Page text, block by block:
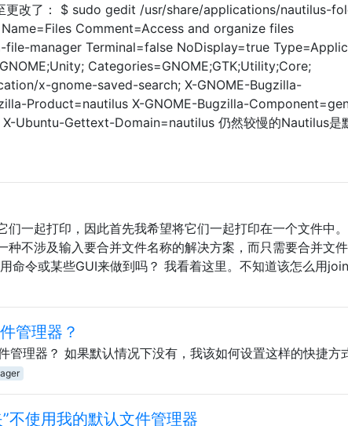
更改了： $ sudo gedit /usr/share/applications/nautilus-
Comment=Access and organize files
manager Terminal=false NoDisplay=true
Categories=GNOME;GTK;Utility;Core;
x-gnome-saved-search; X-GNOME-Bugzilla-
Product=nautilus X-GNOME-Bugzilla-
Ubuntu-Gettext-Domain=nautilus 仍然较慢的Nautilus是
一起打印，因此首先我希望将它们一起打印在一个文件中
种不涉及输入要合并文件名称的解决方案，而只需要合并文
命令或某些GUI来做到吗？ 我看着这里。不知道该怎么用join
管理器？
管理器？ 如果默认情况下没有，我该如何设置这样的快捷方
不使用我的默认文件管理器